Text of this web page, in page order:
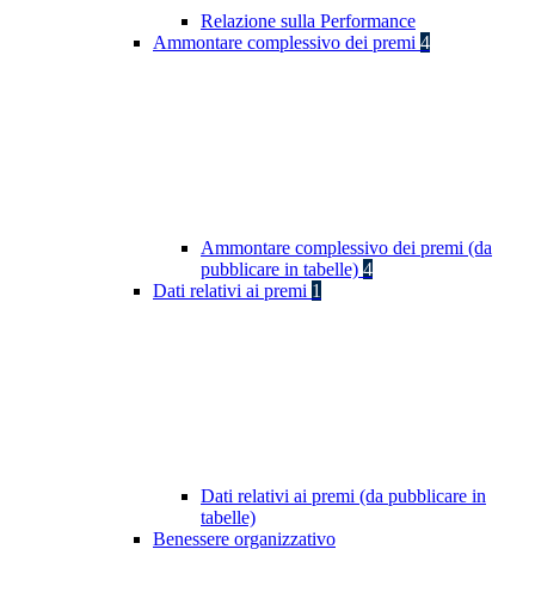
Relazione sulla Performance
Ammontare complessivo dei premi 4
Ammontare complessivo dei premi (da
pubblicare in tabelle) 4
Dati relativi ai premi 1
Dati relativi ai premi (da pubblicare in
tabelle)
Benessere organizzativo